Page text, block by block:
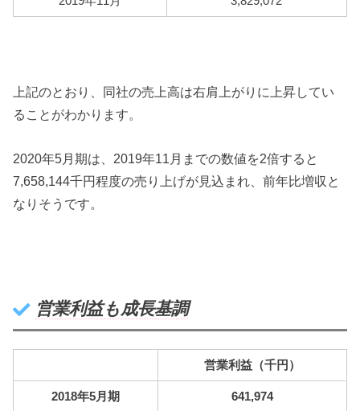
上記のとおり、同社の売上高は右肩上がりに上昇してい
ることがわかります。
2020年5月期は、2019年11月までの数値を2倍すると
7,658,144千円程度の売り上げが見込まれ、前年比増収と
なりそうです。
営業利益も成長基調
営業利益（千円）
2018年5月期 641,974